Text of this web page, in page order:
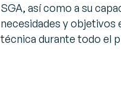
SGA, así como a su
necesidades y
técnica durante todo el